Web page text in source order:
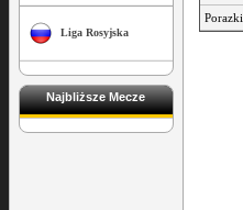
Liga Rosyjska
Najbliższe Mecze
Porazki